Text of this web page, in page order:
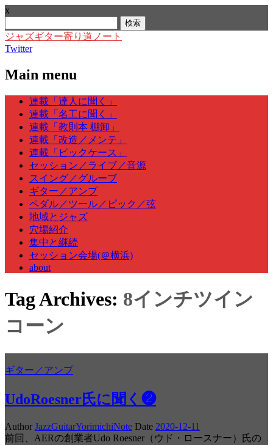
x
索:
ジャズギター寄り道ノート
Twitter
Main menu
Skip
content
連載「達人に聞く」
連載「名工に聞く」
連載「教則本 棚卸」
連載「改造／メンテ」
連載「ピックケース」
セッション／ライブ／音源
スイング／グルーブ
ギター／アンプ
ペダル／ツール／ピック／弦
地域とジャズ
穴場紹介
集中と継続
セッション会場(＠横浜)
about
Tag Archives: 8インチツイン
コーン
ギター／アンプ
UdoRoesner氏に聞く❷
Author JazzGuitarYorimichiNote Date 2020-12-11
前回、AERの創業者Udo Roesner（ウド・ロースナー）氏の